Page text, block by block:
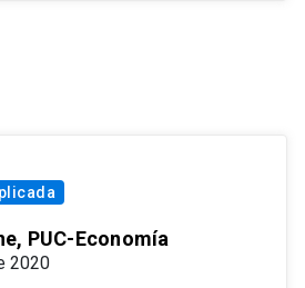
PUC-Economía
2020